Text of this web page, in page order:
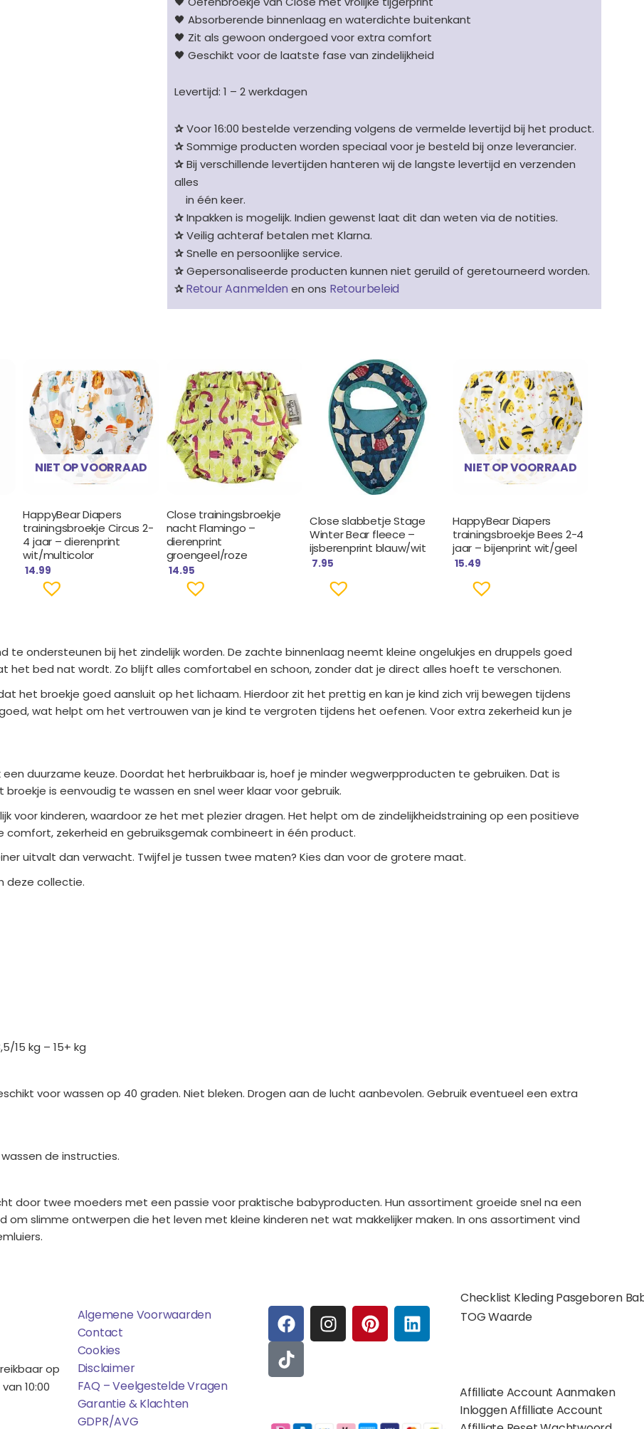
🖤 Absorberende binnenlaag en waterdichte buitenkant
🖤 Zit als gewoon ondergoed voor extra comfort
🖤 Geschikt voor de laatste fase van zindelijkheid
Levertijd: 1 – 2 werkdagen
✰Voor 16:00 bestelde verzending volgens de vermelde levertijd bij het product.
✰Sommige producten worden speciaal voor je besteld bij onze leverancier.
✰Bij verschillende levertijden hanteren wij de langste levertijd en verzenden
alles
in één keer.
✰Inpakken is mogelijk. Indien gewenst laat dit dan weten via de notities.
✰Veilig achteraf betalen met Klarna.
✰Snelle en persoonlijke service.
✰Gepersonaliseerde producten kunnen niet geruild of geretourneerd worden.
✰Retour Aanmelden en ons Retourbeleid
NIET OP VOORRAAD
HappyBear Diapers
trainingsbroekje Circus 2-
4 jaar – dierenprint
wit/multicolor
14.99
Close trainingsbroekje
nacht Flamingo –
dierenprint
groengeel/roze
14.95
Close slabbetje Stage
Winter Bear fleece –
ijsberenprint blauw/wit
7.95
NIET OP VOORRAAD
HappyBear Diapers
trainingsbroekje Bees 2-4
jaar – bijenprint wit/geel
15.49
te ondersteunen bij het zindelijk worden. De zachte binnenlaag neemt kleine ongelukjes en druppels goed
het bed nat wordt. Zo blijft alles comfortabel en schoon, zonder dat je direct alles hoeft te verschonen.
het broekje goed aansluit op het lichaam. Hierdoor zit het prettig en kan je kind zich vrij bewegen tijdens
wat helpt om het vertrouwen van je kind te vergroten tijdens het oefenen. Voor extra zekerheid kun je
duurzame keuze. Doordat het herbruikbaar is, hoef je minder wegwerpproducten te gebruiken. Dat is
is eenvoudig te wassen en snel weer klaar voor gebruik.
voor kinderen, waardoor ze het met plezier dragen. Het helpt om de zindelijkheidstraining op een positieve
comfort, zekerheid en gebruiksgemak combineert in één product.
uitvalt dan verwacht. Twijfel je tussen twee maten? Kies dan voor de grotere maat.
deze collectie.
15 kg – 15+ kg
voor wassen op 40 graden. Niet bleken. Drogen aan de lucht aanbevolen. Gebruik eventueel een extra
de instructies.
door twee moeders met een passie voor praktische babyproducten. Hun assortiment groeide snel na een
slimme ontwerpen die het leven met kleine kinderen net wat makkelijker maken. In ons assortiment vind
op
10:00
Algemene Voorwaarden
Contact
Cookies
Disclaimer
FAQ – Veelgestelde Vragen
Garantie & Klachten
GDPR/AVG
F
A
C
E
B
O
I
N
S
P
I
N
E
L
I
N
I
T
I
K
T
O
Checklist Kleding Pasgeboren
TOG Waarde
Affilliate Account Aanmaken
Inloggen Affilliate Account